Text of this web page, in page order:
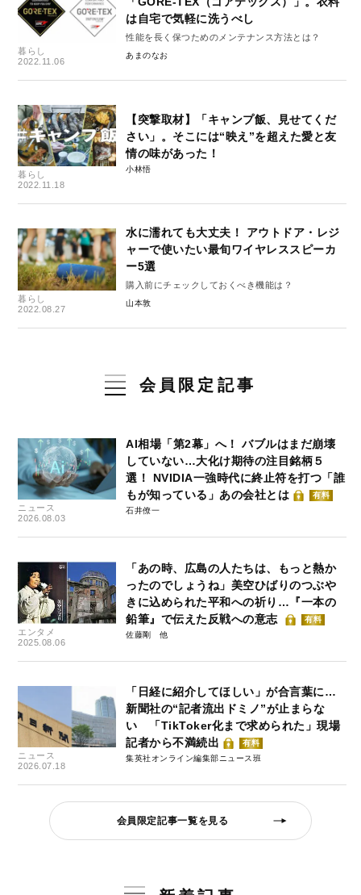
暮らし
2022.11.06
は自宅で気軽に洗うべし
性能を長く保つためのメンテナンス方法とは？
あまのなお
暮らし
2022.11.18
【突撃取材】「キャンプ飯、見せてくだ
さい」。そこには“映え”を超えた愛と友
情の味があった！
小林悟
暮らし
2022.08.27
水に濡れても大丈夫！ アウトドア・レジ
ャーで使いたい最旬ワイヤレススピーカ
ー5選
購入前にチェックしておくべき機能は？
山本敦
会員限定記事
ニュース
2026.08.03
AI相場「第2幕」へ！ バブルはまだ崩壊
していない…大化け期待の注目銘柄５
選！ NVIDIA一強時代に終止符を打つ「誰
もが知っている」あの会社とは
有料
石井僚一
エンタメ
2025.08.06
「あの時、広島の人たちは、もっと熱か
ったのでしょうね」美空ひばりのつぶや
きに込められた平和への祈り…『一本の
鉛筆』で伝えた反戦への意志
有料
佐藤剛
ニュース
2026.07.18
「日経に紹介してほしい」が合言葉に…
新聞社の“記者流出ドミノ”が止まらな
い 「TikToker化まで求められた」現場
記者から不満続出
有料
集英社オンライン編集部ニュース班
会員限定記事一覧を見る